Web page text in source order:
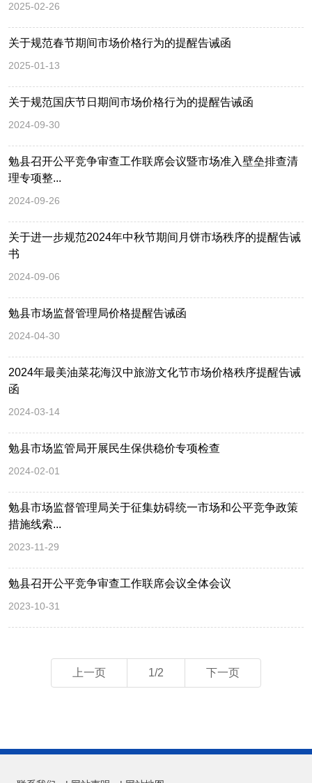
2025-02-26
关于规范春节期间市场价格行为的提醒告诫函
2025-01-13
关于规范国庆节日期间市场价格行为的提醒告诫函
2024-09-30
勉县召开公平竞争审查工作联席会议暨市场准入壁垒排查清
理专项整...
2024-09-26
关于进一步规范2024年中秋节期间月饼市场秩序的提醒告诫
书
2024-09-06
勉县市场监督管理局价格提醒告诫函
2024-04-30
2024年最美油菜花海汉中旅游文化节市场价格秩序提醒告诫
函
2024-03-14
勉县市场监管局开展民生保供稳价专项检查
2024-02-01
勉县市场监督管理局关于征集妨碍统一市场和公平竞争政策
措施线索...
2023-11-29
勉县召开公平竞争审查工作联席会议全体会议
2023-10-31
上一页 1/2 下一页